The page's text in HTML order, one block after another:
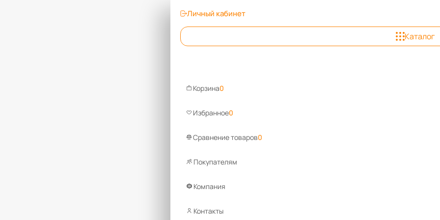
Личный кабинет
Каталог
Корзина0
Избранное0
Сравнение товаров0
Покупателям
Компания
Контакты